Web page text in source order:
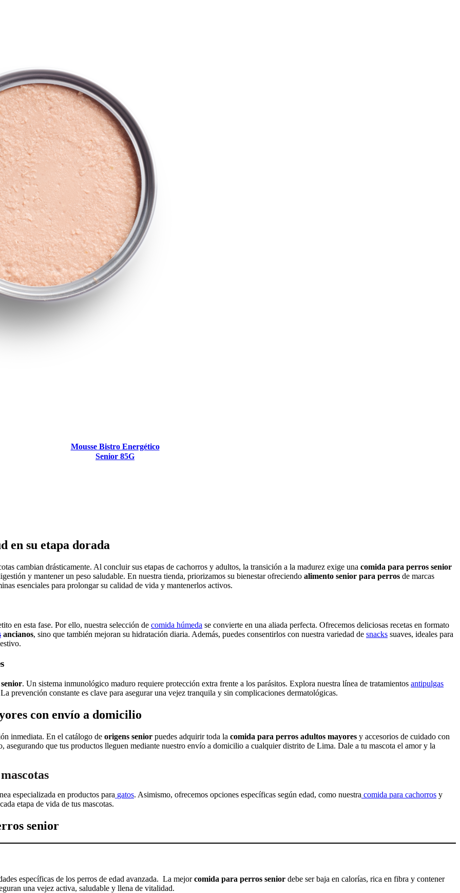
Mousse Bistro Energético
Senior 85G
en su etapa dorada
cambian drásticamente. Al concluir sus etapas de cachorros y adultos, la transición a la madurez exige una comida para perros senior
y mantener un peso saludable. En nuestra tienda, priorizamos su bienestar ofreciendo alimento senior para perros de marcas
esenciales para prolongar su calidad de vida y mantenerlos activos.
en esta fase. Por ello, nuestra selección de comida húmeda se convierte en una aliada perfecta. Ofrecemos deliciosas recetas en formato
ancianos, sino que también mejoran su hidratación diaria. Además, puedes consentirlos con nuestra variedad de snacks suaves, ideales para
. Un sistema inmunológico maduro requiere protección extra frente a los parásitos. Explora nuestra línea de tratamientos antipulgas
prevención constante es clave para asegurar una vejez tranquila y sin complicaciones dermatológicas.
con envío a domicilio
inmediata. En el catálogo de origens senior puedes adquirir toda la comida para perros adultos mayores y accesorios de cuidado con
que tus productos lleguen mediante nuestro envío a domicilio a cualquier distrito de Lima. Dale a tu mascota el amor y la
especializada en productos para gatos. Asimismo, ofrecemos opciones específicas según edad, como nuestra comida para cachorros y
etapa de vida de tus mascotas.
senior
específicas de los perros de edad avanzada. La mejorcomida para perros senior debe ser baja en calorías, rica en fibra y contener
una vejez activa, saludable y llena de vitalidad.